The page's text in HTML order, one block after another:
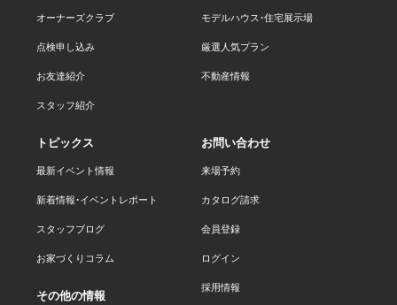
オーナーズクラブ
点検申し込み
お友達紹介
スタッフ紹介
モデルハウス・住宅展示場
厳選人気プラン
不動産情報
トピックス
最新イベント情報
新着情報・イベントレポート
スタッフブログ
お家づくりコラム
お問い合わせ
来場予約
カタログ請求
会員登録
ログイン
採用情報
その他の情報